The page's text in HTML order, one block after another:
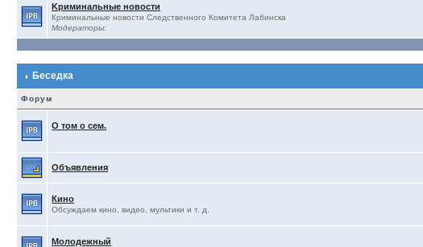
Kриминальные новости
Криминальные новости Следственного Комитета Лабинска
Модераторы:
Беседка
Форум
О том о сем.
Объявления
Кино
Обсуждаем кино, видео, мультики и т. д.
Молодежный